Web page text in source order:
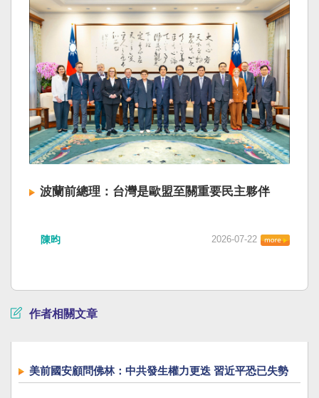
波蘭前總理：台灣是歐盟至關重要民主夥伴
陳昀 2026-07-22
作者相關文章
美前國安顧問佛林：中共發生權力更迭 習近平恐已失勢